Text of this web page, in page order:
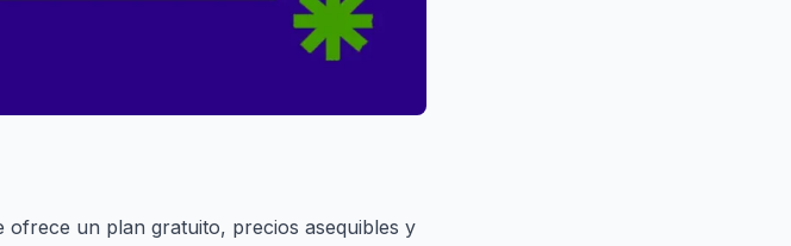
ofrece un plan gratuito, precios asequibles y